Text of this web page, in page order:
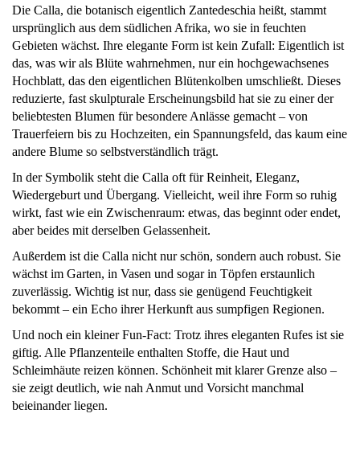
Die Calla, die botanisch eigentlich Zantedeschia heißt, stammt
ursprünglich aus dem südlichen Afrika, wo sie in feuchten
Gebieten wächst. Ihre elegante Form ist kein Zufall: Eigentlich ist
das, was wir als Blüte wahrnehmen, nur ein hochgewachsenes
Hochblatt, das den eigentlichen Blütenkolben umschließt. Dieses
reduzierte, fast skulpturale Erscheinungsbild hat sie zu einer der
beliebtesten Blumen für besondere Anlässe gemacht – von
Trauerfeiern bis zu Hochzeiten, ein Spannungsfeld, das kaum eine
andere Blume so selbstverständlich trägt.
In der Symbolik steht die Calla oft für Reinheit, Eleganz,
Wiedergeburt und Übergang. Vielleicht, weil ihre Form so ruhig
wirkt, fast wie ein Zwischenraum: etwas, das beginnt oder endet,
aber beides mit derselben Gelassenheit.
Außerdem ist die Calla nicht nur schön, sondern auch robust. Sie
wächst im Garten, in Vasen und sogar in Töpfen erstaunlich
zuverlässig. Wichtig ist nur, dass sie genügend Feuchtigkeit
bekommt – ein Echo ihrer Herkunft aus sumpfigen Regionen.
Und noch ein kleiner Fun-Fact: Trotz ihres eleganten Rufes ist sie
giftig. Alle Pflanzenteile enthalten Stoffe, die Haut und
Schleimhäute reizen können. Schönheit mit klarer Grenze also –
sie zeigt deutlich, wie nah Anmut und Vorsicht manchmal
beieinander liegen.